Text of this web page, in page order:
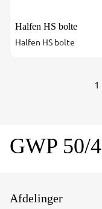
Halfen HS bolte
Halfen HS bolte
GWP 50/
Afdelinger